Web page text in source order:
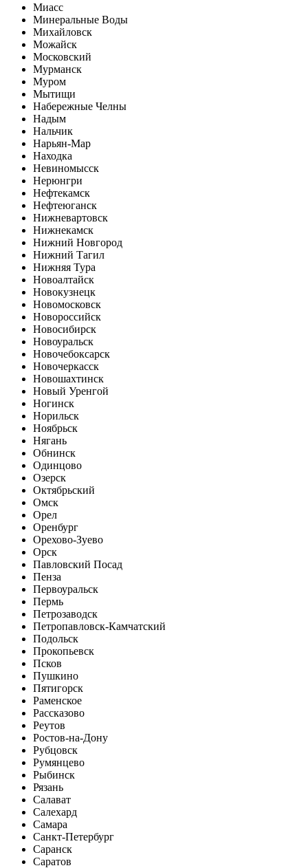
Миасс
Минеральные Воды
Михайловск
Можайск
Московский
Мурманск
Муром
Мытищи
Набережные Челны
Надым
Нальчик
Нарьян-Мар
Находка
Невиномысск
Нерюнгри
Нефтекамск
Нефтеюганск
Нижневартовск
Нижнекамск
Нижний Новгород
Нижний Тагил
Нижняя Тура
Новоалтайск
Новокузнецк
Новомосковск
Новороссийск
Новосибирск
Новоуральск
Новочебоксарск
Новочеркасск
Новошахтинск
Новый Уренгой
Ногинск
Норильск
Ноябрьск
Нягань
Обнинск
Одинцово
Озерск
Октябрьский
Омск
Орел
Оренбург
Орехово-Зуево
Орск
Павловский Посад
Пенза
Первоуральск
Пермь
Петрозаводск
Петропавловск-Камчатский
Подольск
Прокопьевск
Псков
Пушкино
Пятигорск
Раменское
Рассказово
Реутов
Ростов-на-Дону
Рубцовск
Румянцево
Рыбинск
Рязань
Салават
Салехард
Самара
Санкт-Петербург
Саранск
Саратов